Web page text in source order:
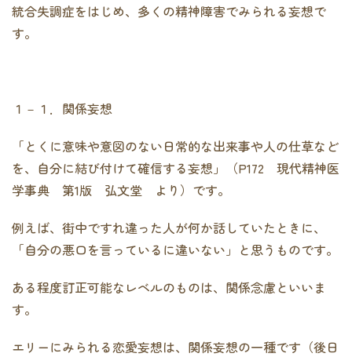
統合失調症をはじめ、多くの精神障害でみられる妄想で
す。
１－１．関係妄想
「とくに意味や意図のない日常的な出来事や人の仕草など
を、自分に結び付けて確信する妄想」（P172 現代精神医
学事典 第1版 弘文堂 より）です。
例えば、街中ですれ違った人が何か話していたときに、
「自分の悪口を言っているに違いない」と思うものです。
ある程度訂正可能なレベルのものは、関係念慮といいま
す。
エリーにみられる恋愛妄想は、関係妄想の一種です（後日